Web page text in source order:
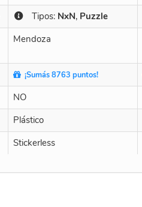
Tipos: NxN, Puzzle
Mendoza
¡Sumás 8763 puntos!
NO
Plástico
Stickerless